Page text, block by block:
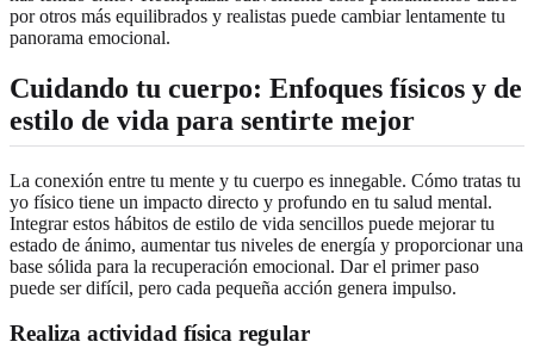
por otros más equilibrados y realistas puede cambiar lentamente tu
panorama emocional.
Cuidando tu cuerpo: Enfoques físicos y de
estilo de vida para sentirte mejor
La conexión entre tu mente y tu cuerpo es innegable. Cómo tratas tu
yo físico tiene un impacto directo y profundo en tu salud mental.
Integrar estos hábitos de estilo de vida sencillos puede mejorar tu
estado de ánimo, aumentar tus niveles de energía y proporcionar una
base sólida para la recuperación emocional. Dar el primer paso
puede ser difícil, pero cada pequeña acción genera impulso.
Realiza actividad física regular